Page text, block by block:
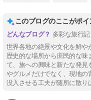
このブログのここがポイ
多彩な旅行
世界各地の絶景や文化を鮮や
歴史的な場所から庶民的な味
て、旅への興味と新たな発見
やグルメだけでなく、現地の
没入させる工夫が随所に散り